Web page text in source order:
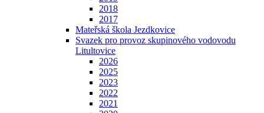
2018
2017
Mateřská škola Jezdkovice
Svazek pro provoz skupinového vodovodu
Litultovice
2026
2025
2023
2022
2021